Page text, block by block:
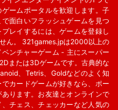
ームポータルを歓迎します。子
面白いフラッシュゲームを見つ
レイするには、ゲームを登録し
ん。 321games.jpは2000以上の
ンチャーゲーム - 主にスーパー
または3Dゲームです。古典的な
、Tetris、Goldなどのよく知
カードゲームが好きなら、ポー
ります。お友達とオンラインで
チェス、チェッカーなど人気の